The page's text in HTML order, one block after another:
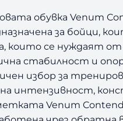
обувка Venum
за бойци,
които се нуждаят от
стабилност и
избор за
интензивност,
Venum